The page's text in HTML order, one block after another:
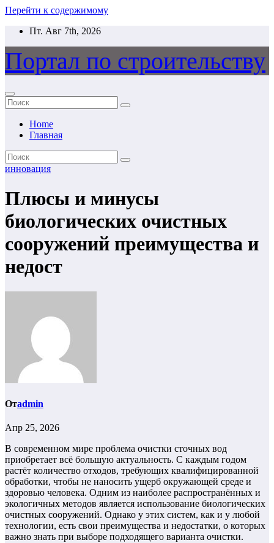
Перейти к содержимому
Пт. Авг 7th, 2026
Портал по строительству
Home
Главная
инновация
Плюсы и минусы
биологических очистных
сооружений преимущества и
недост
Отadmin
Апр 25, 2026
В современном мире проблема очистки сточных вод
приобретает всё большую актуальность. С каждым годом
растёт количество отходов, требующих квалифицированной
обработки, чтобы не наносить ущерб окружающей среде и
здоровью человека. Одним из наиболее распространённых и
экологичных методов является использование биологических
очистных сооружений. Однако у этих систем, как и у любой
технологии, есть свои преимущества и недостатки, о которых
важно знать при выборе подходящего варианта очистки.